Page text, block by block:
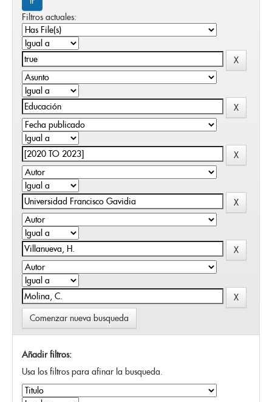
Filtros actuales:
Comenzar nueva busqueda
Añadir filtros:
Usa los filtros para afinar la busqueda.